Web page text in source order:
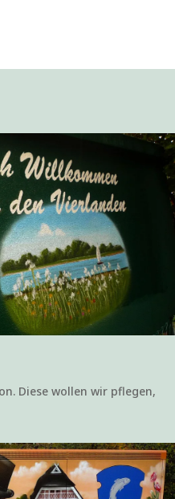
Diese wollen wir pflegen,